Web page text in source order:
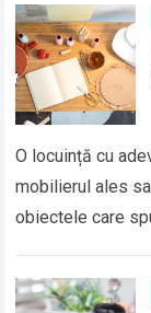
O locuință cu
mobilierul ales
obiectele care